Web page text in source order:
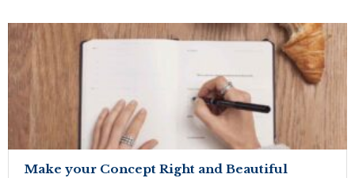
Make your Concept Right and Beautiful